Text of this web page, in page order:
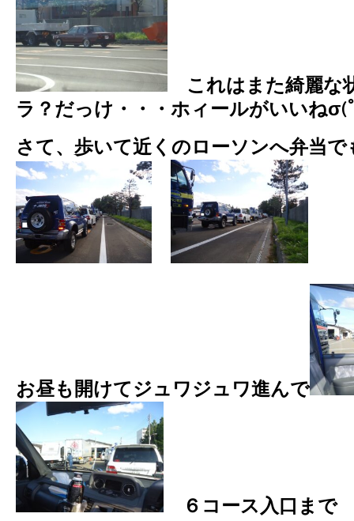
これはまた綺麗な
ラ？だっけ・・・ホィールがいいねσ(
さて、歩いて近くのローソンへ弁当
お昼も開けてジュワジュワ進んで
６コース入口まで